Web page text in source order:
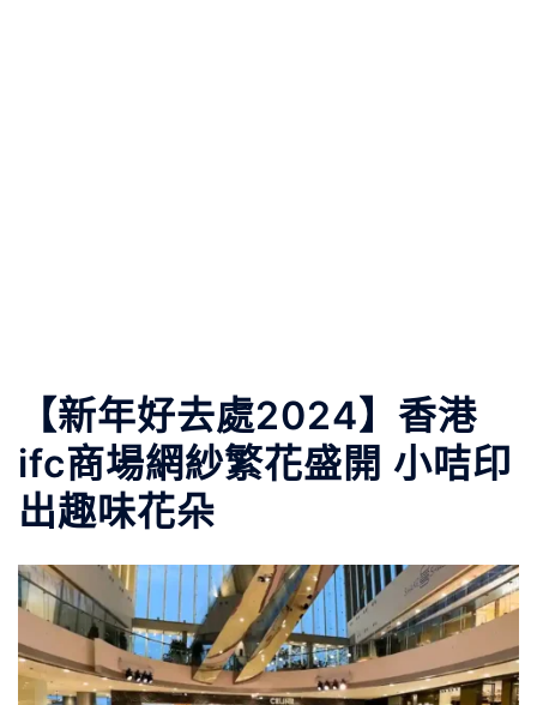
【新年好去處2024】香港
ifc商場網紗繁花盛開 小咭印
出趣味花朵